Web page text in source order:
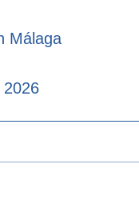
Málaga
2026